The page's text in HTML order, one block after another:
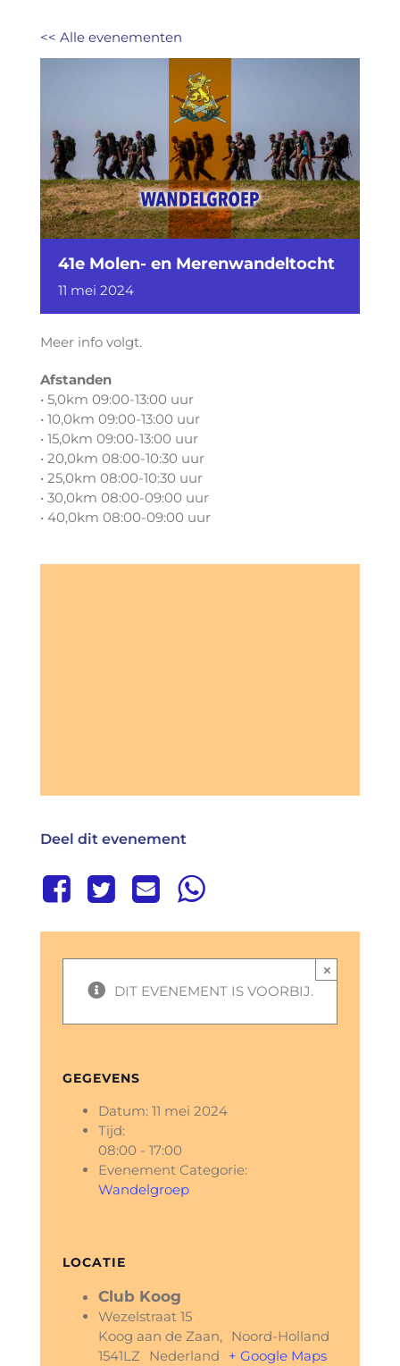
<< Alle evenementen
41e Molen- en Merenwandeltocht
11 mei 2024
Meer info volgt.
Afstanden
• 5,0km 09:00-13:00 uur
• 10,0km 09:00-13:00 uur
• 15,0km 09:00-13:00 uur
• 20,0km 08:00-10:30 uur
• 25,0km 08:00-10:30 uur
• 30,0km 08:00-09:00 uur
• 40,0km 08:00-09:00 uur
Deel dit evenement
DIT EVENEMENT IS VOORBIJ.
×
GEGEVENS
Datum: 11 mei 2024
Tijd:
08:00 - 17:00
Evenement Categorie:
Wandelgroep
LOCATIE
Club Koog
Wezelstraat 15
Koog aan de Zaan, Noord-Holland
1541LZ Nederland + Google Maps